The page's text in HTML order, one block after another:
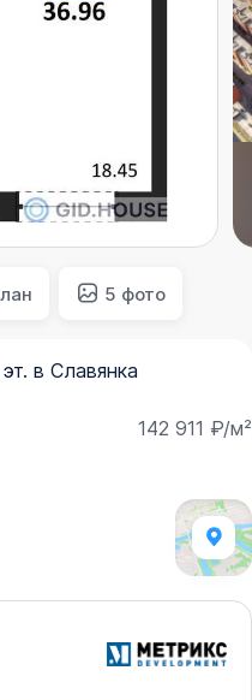
5 фото
в Славянка
142 911 ₽/м²